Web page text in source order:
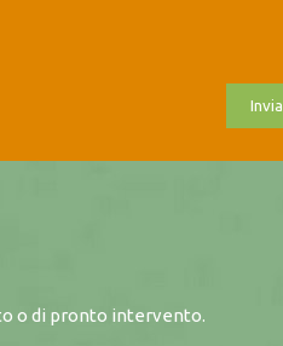
o di pronto intervento.